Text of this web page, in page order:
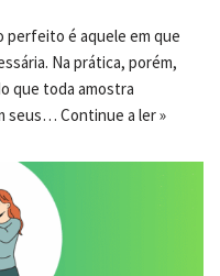
perfeito é aquele em que
Na prática, porém,
que toda amostra
seus… Continue a ler »